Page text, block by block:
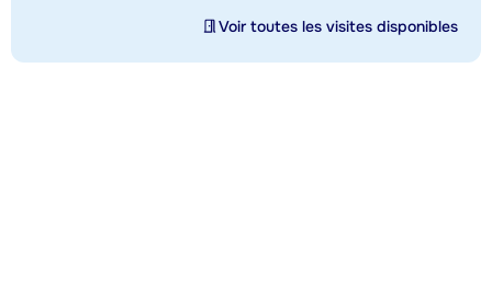
Voir toutes les visites disponibles